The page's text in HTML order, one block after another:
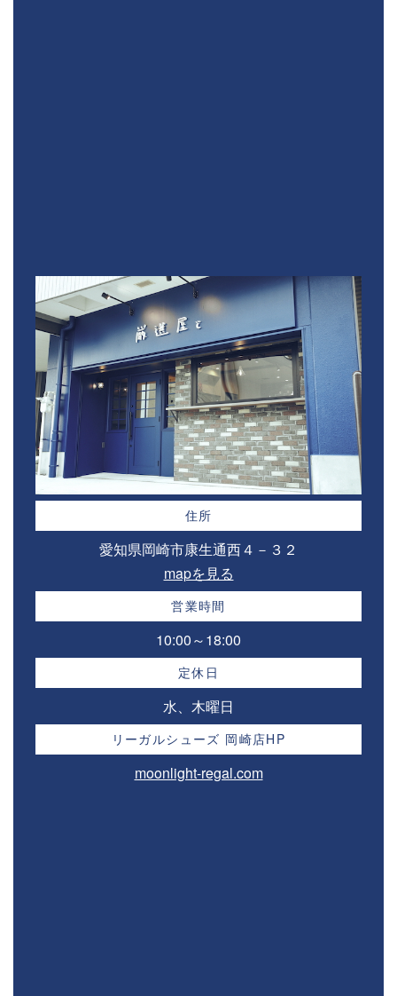
住所
愛知県岡崎市康生通西４－３２⁣
mapを見る
営業時間
10:00～18:00⁣
定休日
水、木曜日
リーガルシューズ 岡崎店HP
moonlight-regal.com